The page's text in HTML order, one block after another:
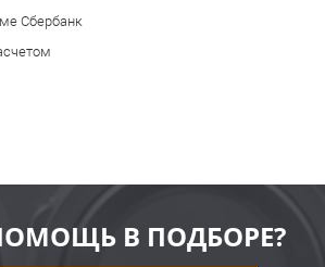
Сбербанк
В ПОДБОРЕ?